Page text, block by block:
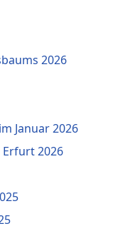
2026
Januar 2026
2026